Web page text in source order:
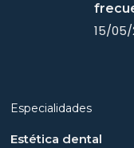
15/05/
Especialidades
Estética dental